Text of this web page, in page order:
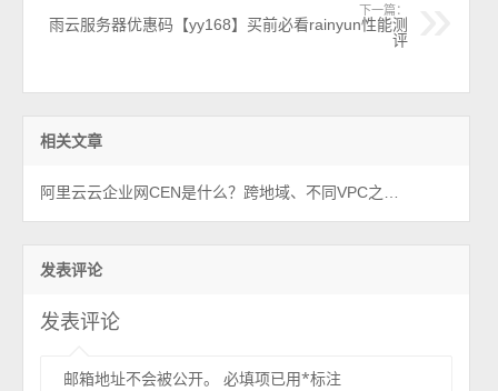
下一篇：
雨云服务器优惠码【yy168】买前必看rainyun性能测
评
相关文章
发表评论
发表评论
邮箱地址不会被公开。 必填项已用*标注